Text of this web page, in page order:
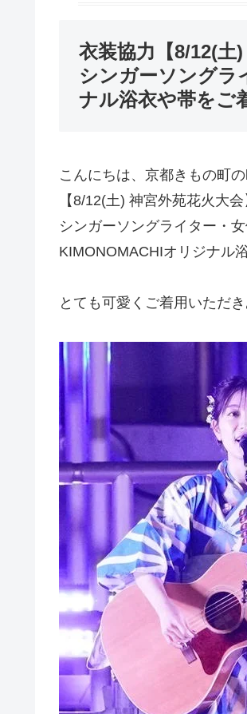
衣装協力【8/12(土
シンガーソングラ
ナル浴衣や帯をご
こんにちは、京都きもの町の
【8/12(土) 神宮外苑花火大会
シンガーソングライター・
KIMONOMACHIオリジナル
とても可愛くご着用いただ